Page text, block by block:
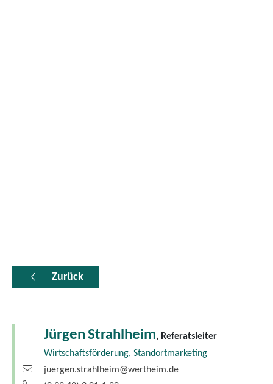
Zurück
JürgenStrahlheim, Referatsleiter
Wirtschaftsförderung, Standortmarketing
juergen.strahlheim@wertheim.de